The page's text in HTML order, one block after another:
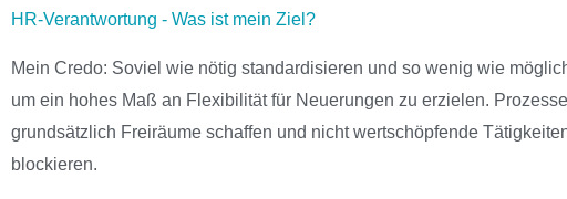
HR-Verantwortung - Was ist mein Ziel?
Mein Credo: Soviel wie nötig standardisieren und so wenig wie
um ein hohes Maß an Flexibilität für Neuerungen zu erzielen.
grundsätzlich Freiräume schaffen und nicht wertschöpfende
blockieren.